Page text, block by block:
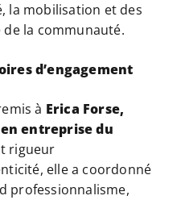
la mobilisation et des
de la communauté.
d’engagement
à Erica Forse,
entreprise du
rigueur
elle a coordonné
professionnalisme,